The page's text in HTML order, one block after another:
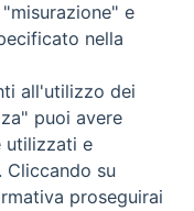
riservati - Vita
Torna
e
nella
all'utilizzo dei
puoi avere
utilizzati e
Cliccando su
proseguirai